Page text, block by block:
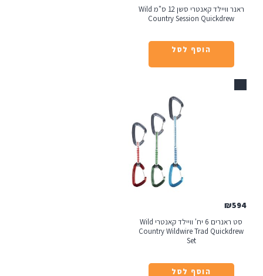
ראנר וויילד קאנטרי סשן 12 ס"מ Wild
Country Session
הוסף לסל
סט ראנרים 6 יח' וויילד קאנטרי Wild
Country Wildwire Trad
הוסף לסל